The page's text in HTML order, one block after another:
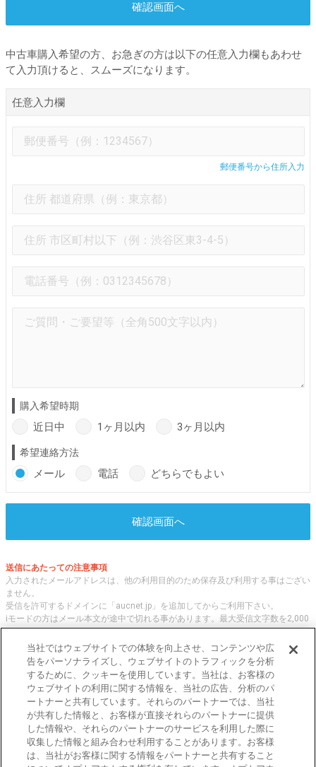
確認画面へ
中古車購入希望の方、お急ぎの方は以下の任意入力欄もあわせ
て入力頂けると、スムーズになります。
任意入力欄
郵便番号から住所入力
購入希望時期
近日中 1ヶ月以内 3ヶ月以内
希望連絡方法
メール 電話 どちらでもよい
確認画面へ
送信にあたっての注意事項
入力されたメールアドレスは、他の利用目的のため保存及び利用する事はござい
ません。
受信を許可するドメインに「aucnet.jp」を追加してからご利用下さい。
iモードの方はメール本文が途中で切れる事があります。最大受信文字数を2,000
文字へ変更してご利用ください
オークネット.jpでは、全国の中古車について、 「評価点と星の数」の情報をも
とに、信頼性の高い中古車情報を提供しています。
車種・エリア・走行距離等の基本的な中古車の状態から、「評価点と星の数」に
よる検索、装備品等のオプション等の詳細検索等、こだわりの中古車を様々な角
度から探すことが可能です。 国内外の各メーカー・車種を多く取り揃え、皆さ
まに安心と信頼の全国の中古車についての情報をお届け致します。
当社ではウェブサイトでの体験を向上させ、コンテンツや広
告をパーソナライズし、ウェブサイトのトラフィックを分析
するために、クッキーを使用しています。当社は、お客様の
ウェブサイトの利用に関する情報を、当社の広告、分析のパ
ートナーと共有しています。それらのパートナーでは、当社
が共有した情報と、お客様が直接それらのパートナーに提供
した情報や、それらのパートナーのサービスを利用した際に
収集した情報と組み合わせ利用することがあります。お客様
は、当社がお客様に関する情報をパートナーと共有すること